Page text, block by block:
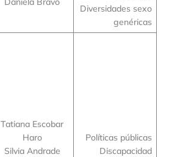
Diversidades sexo
genéricas
Tatiana Escobar
Haro
Silvia Andrade
Políticas públicas
Discapacidad